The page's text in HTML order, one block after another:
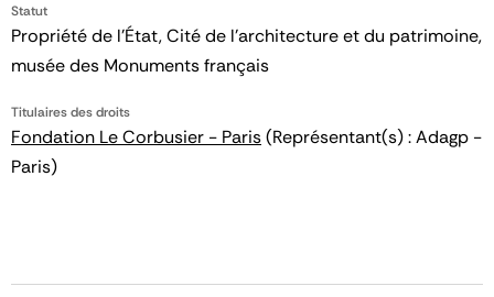
Statut
Propriété de l’État, Cité de l’architecture et du patrimoine,
musée des Monuments français
Titulaires des droits
Fondation Le Corbusier - Paris(Représentant(s) : Adagp -
Paris)